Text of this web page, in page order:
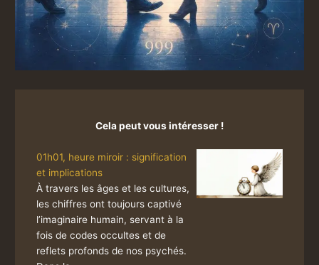
Cela peut vous intéresser !
01h01, heure miroir : signification
et implications
À travers les âges et les cultures,
les chiffres ont toujours captivé
l’imaginaire humain, servant à la
fois de codes occultes et de
reflets profonds de nos psychés.